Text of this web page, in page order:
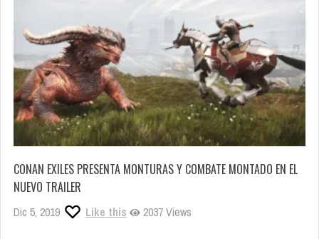
CONAN EXILES PRESENTA MONTURAS Y COMBATE MONTADO EN EL
NUEVO TRAILER
Dic 5, 2019 Like this 2037 Views